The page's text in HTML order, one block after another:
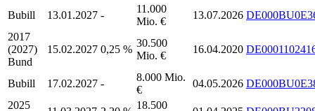
Bubill 13.01.2027 -
11.000
Mio. €
13.07.2026
2017
(2027)
Bund
15.02.2027 0,25 %
30.500
Mio. €
16.04.2020
Bubill 17.02.2027 -
8.000 Mio.
€
04.05.2026
2025
18.500